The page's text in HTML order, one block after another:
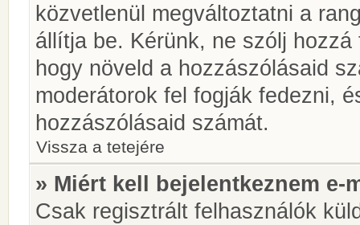
közvetlenül megváltoztatni a
állítja be. Kérünk, ne szólj
hogy növeld a hozzászólásaid
moderátorok fel fogják fedezni,
hozzászólásaid számát.
Vissza a tetejére
» Miért kell bejelentkeznem e-
Csak regisztrált felhasználók